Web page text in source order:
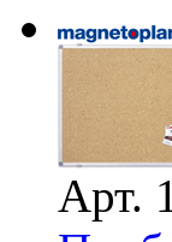
Арт.